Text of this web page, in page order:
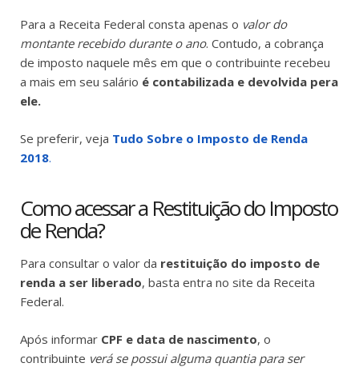
Para a Receita Federal consta apenas o valor do
montante recebido durante o ano. Contudo, a cobrança
de imposto naquele mês em que o contribuinte recebeu
a mais em seu salário é contabilizada e devolvida pera
ele.
Se preferir, veja Tudo Sobre o Imposto de Renda
2018.
Como acessar a Restituição do Imposto
de Renda?
Para consultar o valor da restituição do imposto de
renda a ser liberado, basta entra no site da Receita
Federal.
Após informar CPF e data de nascimento, o
contribuinte verá se possui alguma quantia para ser